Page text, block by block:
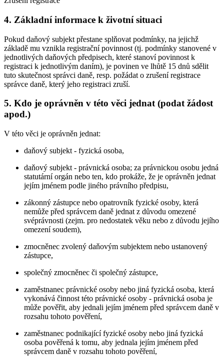
4. Základní informace k životní situaci
Pokud daňový subjekt přestane splňovat podmínky, na jejichž
základě mu vznikla registrační povinnost (tj. podmínky stanovené v
jednotlivých daňových předpisech, které stanoví povinnost k
registraci k jednotlivým daním), je povinen ve lhůtě 15 dnů sdělit
tuto skutečnost správci daně, resp. požádat o zrušení registrace
správce daně, který jeho registraci zruší.
5. Kdo je oprávněn v této věci jednat (podat žádost
apod.)
V této věci je oprávněn jednat:
daňový subjekt - fyzická osoba,
daňový subjekt - právnická osoba; za právnickou osobu jedná
statutární orgán nebo ten, kdo prokáže, že je oprávněn jednat
jejím jménem podle jiného právního předpisu,
zákonný zástupce nebo opatrovník fyzické osoby, která
nemůže před správcem daně jednat z důvodu omezené
svéprávnosti (zejm. pro nedostatek věku nebo z důvodu jejího
omezení soudem),
zmocněnec zvolený daňovým subjektem nebo ustanovený
zástupce,
společný zmocněnec či společný zástupce,
zaměstnanec právnické osoby nebo jiná fyzická osoba, která
vykonává činnost této právnické osoby - právnická osoba je
může pověřit, aby jednali jejím jménem před správcem daně v
rozsahu tohoto pověření,
zaměstnanec podnikající fyzické osoby nebo jiná fyzická
osoba pověřená k tomu, aby jednala jejím jménem před
správcem daně v rozsahu tohoto pověření,